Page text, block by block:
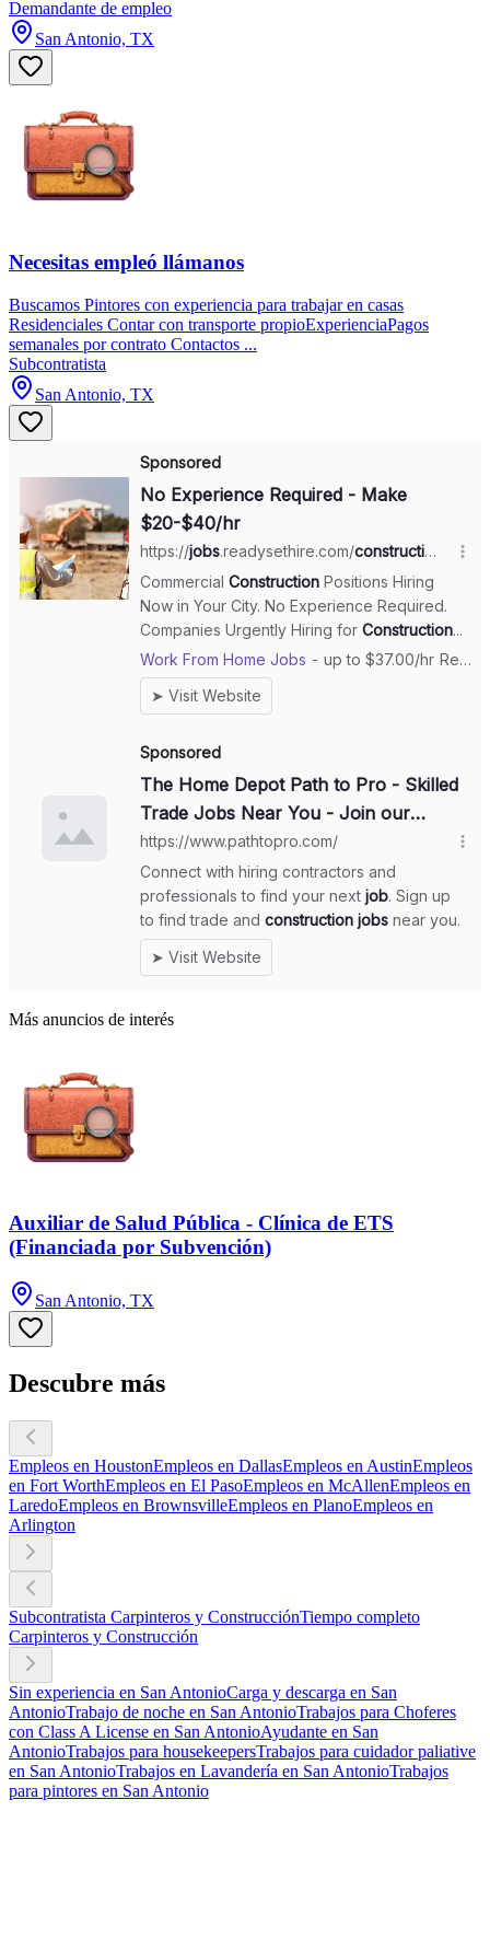
Demandante de empleo
San Antonio, TX
Necesitas empleó llámanos
Buscamos Pintores con experiencia para trabajar en casas
Residenciales Contar con transporte propioExperienciaPagos
semanales por contrato Contactos ...
Subcontratista
San Antonio, TX
Más anuncios de interés
Auxiliar de Salud Pública - Clínica de ETS
(Financiada por Subvención)
San Antonio, TX
Descubre más
Empleos en HoustonEmpleos en DallasEmpleos en AustinEmpleos
en Fort WorthEmpleos en El PasoEmpleos en McAllenEmpleos en
LaredoEmpleos en BrownsvilleEmpleos en PlanoEmpleos en
Arlington
Subcontratista Carpinteros y ConstrucciónTiempo completo
Carpinteros y Construcción
Sin experiencia en San AntonioCarga y descarga en San
AntonioTrabajo de noche en San AntonioTrabajos para Choferes
con Class A License en San AntonioAyudante en San
AntonioTrabajos para housekeepersTrabajos para cuidador paliative
en San AntonioTrabajos en Lavandería en San AntonioTrabajos
para pintores en San Antonio